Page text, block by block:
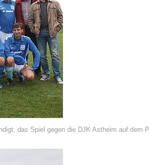
das Spiel gegen die DJK Astheim auf dem